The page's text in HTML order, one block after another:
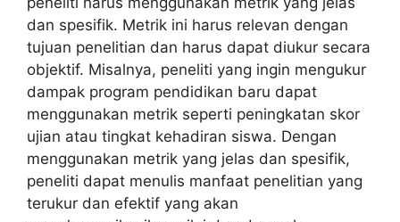
dan spesifik. Metrik ini harus relevan dengan
tujuan penelitian dan harus dapat diukur secara
objektif. Misalnya, peneliti yang ingin mengukur
dampak program pendidikan baru dapat
menggunakan metrik seperti peningkatan skor
ujian atau tingkat kehadiran siswa. Dengan
menggunakan metrik yang jelas dan spesifik,
peneliti dapat menulis manfaat penelitian yang
terukur dan efektif yang akan